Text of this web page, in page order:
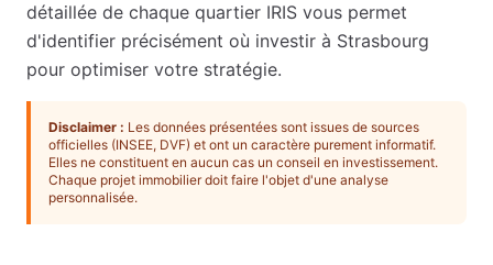
détaillée de chaque quartier IRIS vous permet
d'identifier précisément où investir à Strasbourg
pour optimiser votre stratégie.
Disclaimer : Les données présentées sont issues de sources
officielles (INSEE, DVF) et ont un caractère purement informatif.
Elles ne constituent en aucun cas un conseil en investissement.
Chaque projet immobilier doit faire l'objet d'une analyse
personnalisée.